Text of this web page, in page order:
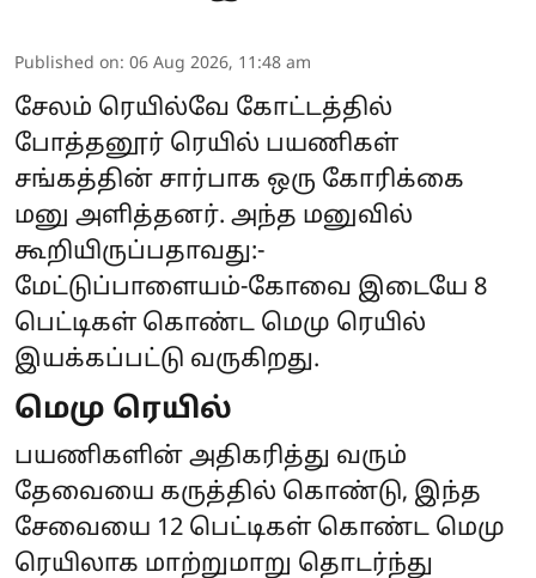
Published on: 06 Aug 2026, 11:48 am
சேலம் ரெயில்வே கோட்டத்தில்
போத்தனூர் ரெயில் பயணிகள்
சங்கத்தின் சார்பாக ஒரு கோரிக்கை
மனு அளித்தனர். அந்த மனுவில்
கூறியிருப்பதாவது:-
மேட்டுப்பாளையம்-கோவை இடையே 8
பெட்டிகள் கொண்ட மெமு ரெயில்
இயக்கப்பட்டு வருகிறது.
மெமு ரெயில்
பயணிகளின் அதிகரித்து வரும்
தேவையை கருத்தில் கொண்டு, இந்த
சேவையை 12 பெட்டிகள் கொண்ட மெமு
ரெயிலாக மாற்றுமாறு தொடர்ந்து